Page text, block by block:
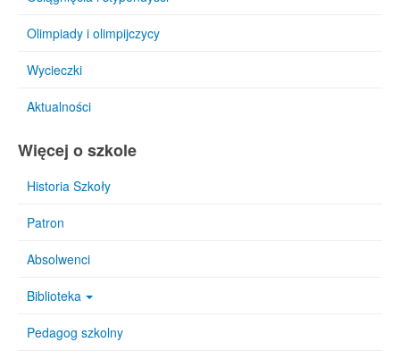
Olimpiady i olimpijczycy
Wycieczki
Aktualności
Więcej o szkole
Historia Szkoły
Patron
Absolwenci
Biblioteka
Pedagog szkolny